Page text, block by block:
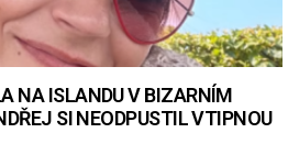
NA ISLANDU V BIZARNÍM
SI NEODPUSTIL VTIPNOU